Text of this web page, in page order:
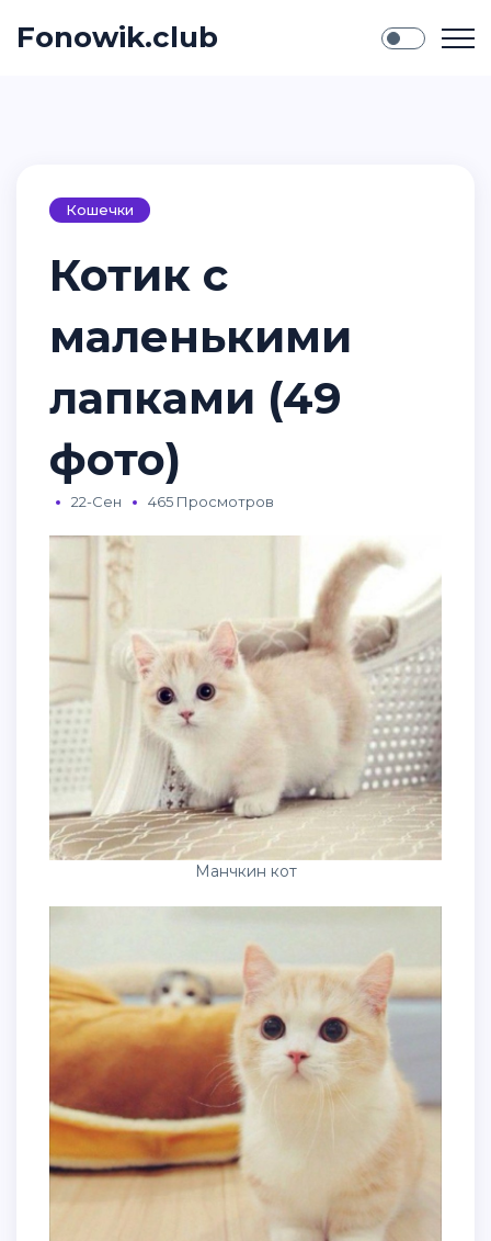
Fonowik.club
Кошечки
Котик с
маленькими
лапками (49
фото)
22-Сен 465 Просмотров
Манчкин кот